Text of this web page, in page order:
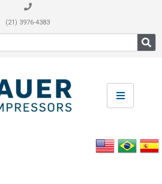
(21) 3976-4383